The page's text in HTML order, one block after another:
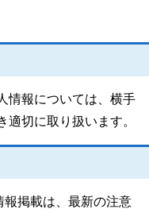
情報については、横手
切に取り扱います。
報掲載は、最新の注意